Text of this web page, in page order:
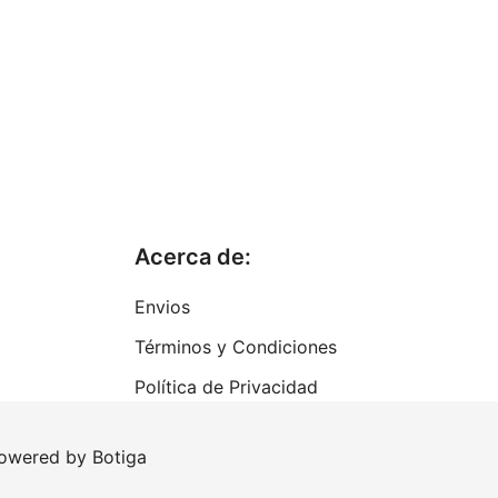
Acerca de:
Envios
Términos y Condiciones
Política de Privacidad
by Botiga